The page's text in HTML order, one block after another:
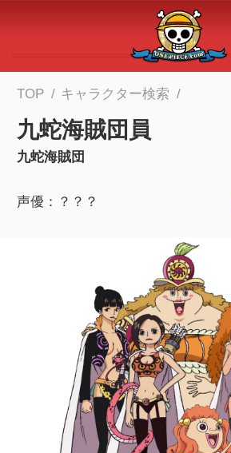
メインコンテンツへスキップする
TOP キャラクター検索
九蛇海賊団員
九蛇海賊団
声優：？？？